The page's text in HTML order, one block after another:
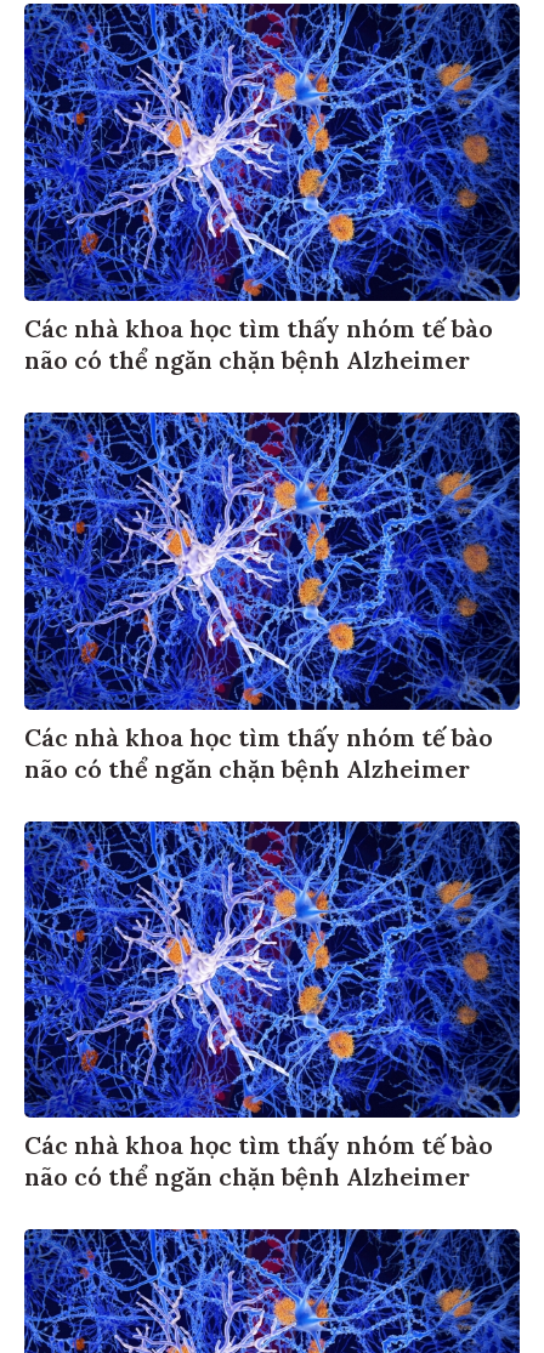
Các nhà khoa học tìm thấy nhóm tế bào
não có thể ngăn chặn bệnh Alzheimer
Các nhà khoa học tìm thấy nhóm tế bào
não có thể ngăn chặn bệnh Alzheimer
Các nhà khoa học tìm thấy nhóm tế bào
não có thể ngăn chặn bệnh Alzheimer